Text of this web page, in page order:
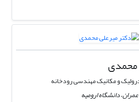
محمدی
و مکانیک مهندسی رودخانه
دانشگاه ارومیه